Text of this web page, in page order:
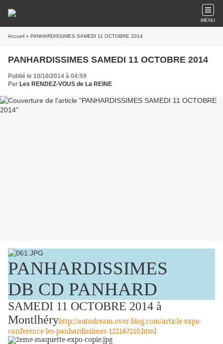
MENU
Accueil » PANHARDISSIMES SAMEDI 11 OCTOBRE 2014
PANHARDISSIMES SAMEDI 11 OCTOBRE 2014
Publié le 10/10/2014 à 04:59
Par Les RENDEZ-VOUS de La REINE
PANHARDISSIMES
DB CD PANHARD
SAMEDI 11 OCTOBRE 2014 à
Montlhéryhttp://autodream.over-blog.com/article-expo-
conference-les-panhardissimes-122187210.html